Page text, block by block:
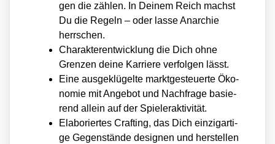
gen die zäh­len. In Dei­nem Reich machst
Du die Regeln – oder las­se Anar­chie
herr­schen.
Cha­rak­ter­ent­wick­lung die Dich ohne
Gren­zen dei­ne Kar­rie­re ver­fol­gen lässt.
Eine aus­ge­klü­gel­te markt­ge­steu­er­te Öko­
no­mie mit Ange­bot und Nach­fra­ge basie­
rend allein auf der Spie­ler­ak­ti­vi­tät.
Ela­bo­rier­tes Craf­ting, das Dich ein­zig­ar­ti­
ge Gegen­stän­de desi­gnen und her­stel­len